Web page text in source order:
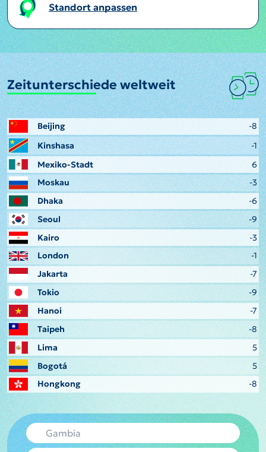
Standort anpassen
Zeitunterschiede weltweit
Beijing
-8
Kinshasa
-1
Mexiko-Stadt
6
Moskau
-3
Dhaka
-6
Seoul
-9
Kairo
-3
London
-1
Jakarta
-7
Tokio
-9
Hanoi
-7
Taipeh
-8
Lima
5
Bogotá
5
Hongkong
-8